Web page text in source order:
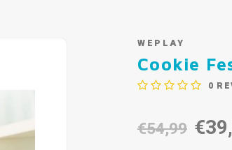
WEPLAY
Cookie
0
€54,99